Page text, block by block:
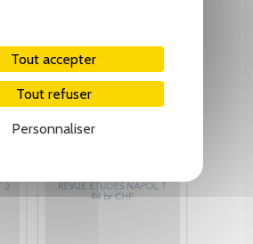
Tout accepter
Tout refuser
Personnaliser